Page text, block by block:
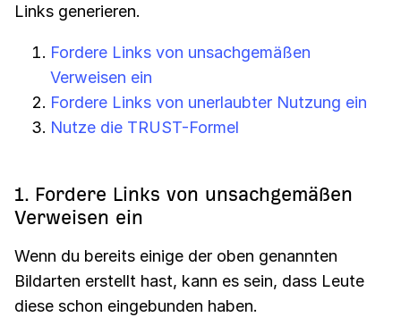
Links generieren.
Fordere Links von unsachgemäßen
Verweisen ein
Fordere Links von unerlaubter Nutzung ein
Nutze die TRUST-Formel
1. Fordere Links von unsachgemäßen
Verweisen ein
Wenn du bereits einige der oben genannten
Bildarten erstellt hast, kann es sein, dass Leute
diese schon eingebunden haben.